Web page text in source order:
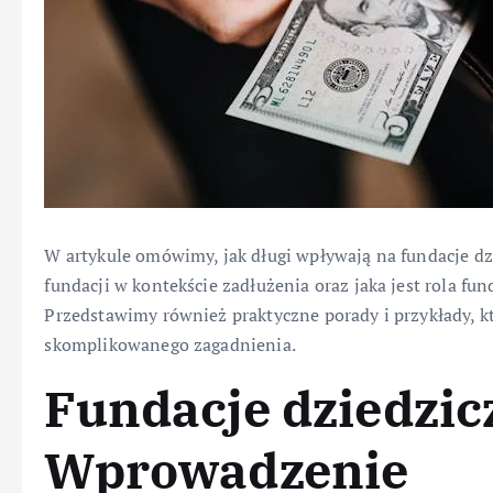
W artykule omówimy, jak długi wpływają na fundacje
fundacji w kontekście zadłużenia oraz jaka jest rola
Przedstawimy również praktyczne porady i przykłady,
skomplikowanego zagadnienia.
Fundacje
Wprowadzenie